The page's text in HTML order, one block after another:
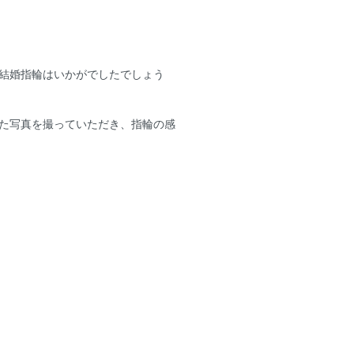
婚指輪はいかがでしたでしょう
写真を撮っていただき、指輪の感